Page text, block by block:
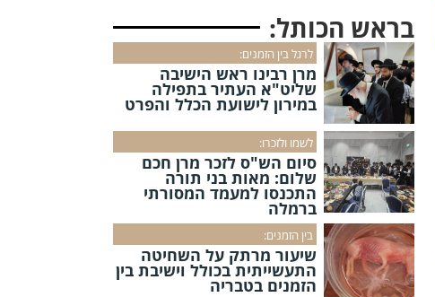
בראש הכותל:
לרגל בין הזמנים:
מרן רבינו ראש הישיבה
שליט"א העתיר בתפילה
במירון לישועת הכלל והפרט
לשמו ולזכרו:
סיום הש"ס לזכר מרן חכם
שלום: מאות בני תורה
התכנסו למעמד המסורתי
ברמלה
בין הזמנים:
שיעור מרתק על השחיטה
התעשייתית בכולל וישיבת בין
הזמנים בטבריה